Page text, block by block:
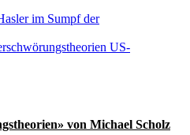
im Sumpf der
US-
von Michael Scholz